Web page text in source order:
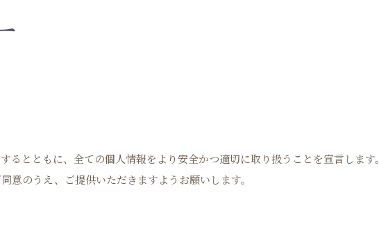
とともに、全ての個人情報をより安全かつ適切に取り扱うことを宣言します。
のうえ、ご提供いただきますようお願いします。